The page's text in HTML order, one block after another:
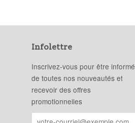
Infolettre
Inscrivez-vous pour être informé
de toutes nos nouveautés et
recevoir des offres
promotionnelles